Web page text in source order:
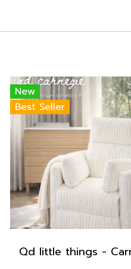
New
Best Seller